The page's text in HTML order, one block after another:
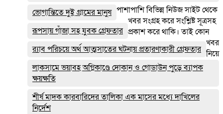
ভোগান্তিতে দুই গ্রামের মানুষ
রূপসায় গাঁজা সহ যুবক গ্রেফতার
র‌্যাব পরিচয়ে অর্থ আত্মসাতের ঘটনায় প্রতারণাকারী গ্রেফতার
লাকসামে ভয়াবহ অগ্নিকাণ্ডে দোকান ও গোডাউন পুড়ে ব‍্যাপক
ক্ষয়ক্ষতি
শীর্ষ মাদক কারবারিদের তালিকা এক মাসের মধ্যে দাখিলের
নির্দেশ
পাশাপাশি বিভিন্ন নিউজ সাইট থেকে
খবর সংগ্রহ করে সংশ্লিষ্ট সূত্রসহ
প্রকাশ করে থাকি। তাই কোন
খবর
নিয়ে